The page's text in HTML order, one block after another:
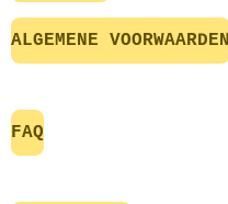
ALGEMENE VOORWAARDEN
FAQ